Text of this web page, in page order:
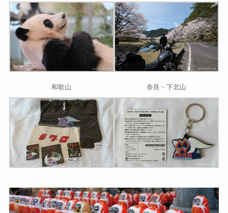
和歌山 奈良・下北山